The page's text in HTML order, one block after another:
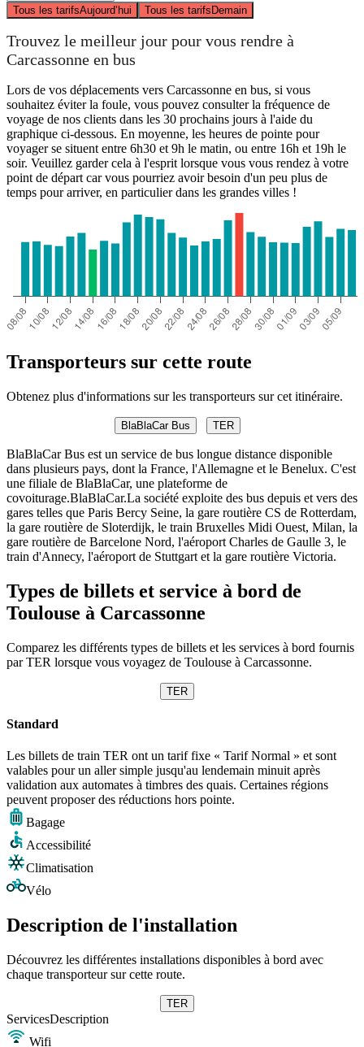
Tous les tarifsAujourd’hui Tous les tarifsDemain
Trouvez le meilleur jour pour vous rendre à
Carcassonne en bus
Lors de vos déplacements vers Carcassonne en bus, si vous
souhaitez éviter la foule, vous pouvez consulter la fréquence de
voyage de nos clients dans les 30 prochains jours à l'aide du
graphique ci-dessous. En moyenne, les heures de pointe pour
voyager se situent entre 6h30 et 9h le matin, ou entre 16h et 19h le
soir. Veuillez garder cela à l'esprit lorsque vous vous rendez à votre
point de départ car vous pourriez avoir besoin d'un peu plus de
temps pour arriver, en particulier dans les grandes villes !
Transporteurs sur cette route
Obtenez plus d'informations sur les transporteurs sur cet itinéraire.
BlaBlaCar Bus TER
BlaBlaCar Bus est un service de bus longue distance disponible
dans plusieurs pays, dont la France, l'Allemagne et le Benelux. C'est
une filiale de BlaBlaCar, une plateforme de
covoiturage.BlaBlaCar.La société exploite des bus depuis et vers des
gares telles que Paris Bercy Seine, la gare routière CS de Rotterdam,
la gare routière de Sloterdijk, le train Bruxelles Midi Ouest, Milan, la
gare routière de Barcelone Nord, l'aéroport Charles de Gaulle 3, le
train d'Annecy, l'aéroport de Stuttgart et la gare routière Victoria.
Types de billets et service à bord de
Toulouse à Carcassonne
Comparez les différents types de billets et les services à bord fournis
par TER lorsque vous voyagez de Toulouse à Carcassonne.
TER
Standard
Les billets de train TER ont un tarif fixe « Tarif Normal » et sont
valables pour un aller simple jusqu'au lendemain minuit après
validation aux automates à timbres des quais. Certaines régions
peuvent proposer des réductions hors pointe.
Bagage
Accessibilité
Climatisation
Vélo
Description de l'installation
Découvrez les différentes installations disponibles à bord avec
chaque transporteur sur cette route.
TER
ServicesDescription
Wifi